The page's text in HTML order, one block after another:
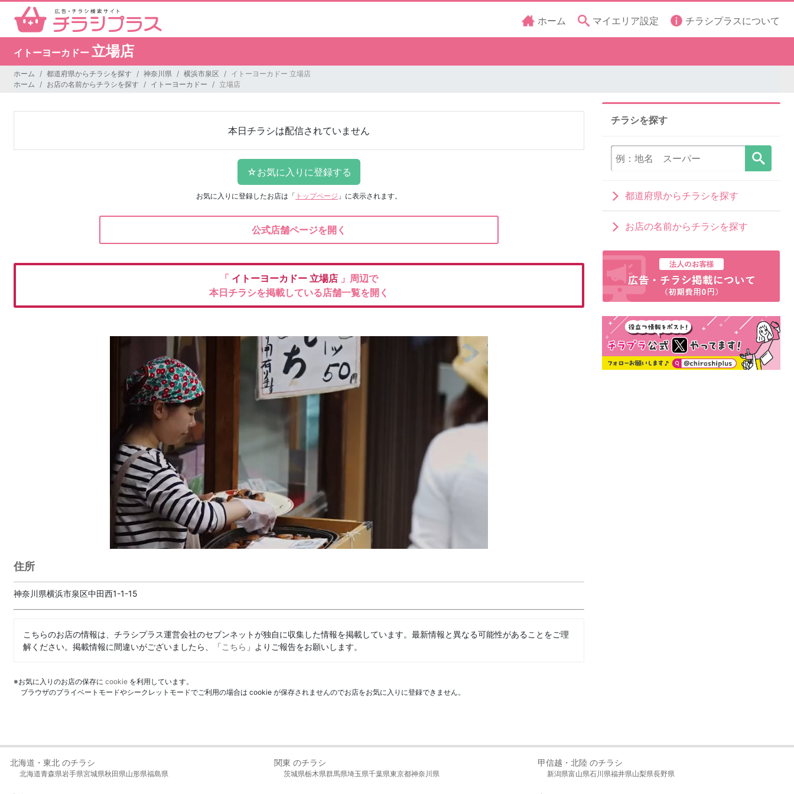
ホーム マイエリア設定 チラシプラスについて
イトーヨーカドー 立場店
ホーム 都道府県からチラシを探す 神奈川県 横浜市泉区
イトーヨーカドー 立場店
ホーム
お店の名前からチラシを探す イトーヨーカドー 立場店
本日チラシは配信されていません
お気に入りに登録したお店は 「 トップページ 」に表示されます。
公式店舗ページを開く
「 イトーヨーカドー 立場店 」周辺で
本日チラシを掲載している店舗一覧を開く
住所
神奈川県横浜市泉区中田西1-1-15
こちらのお店の情報は、チラシプラス運営会社のセブンネットが独自に収集した情報を掲載しています。最新情報と異なる可能性があることをご理
解ください。掲載情報に間違いがございましたら、「こちら 」よりご報告をお願いします。
※お気に入りのお店の保存に cookie を利用しています。
ブラウザのプライベートモードやシークレットモードでご利用の場合は cookie が保存されませんのでお店をお気に入りに登録できません。
チラシを探す
都道府県からチラシを探す
お店の名前からチラシを探す
北海道・東北 のチラシ
北海道青森県岩手県宮城県秋田県山形県福島県
関東 のチラシ
茨城県栃木県群馬県埼玉県千葉県東京都神奈川県
甲信越・北陸 のチラシ
新潟県富山県石川県福井県山梨県長野県